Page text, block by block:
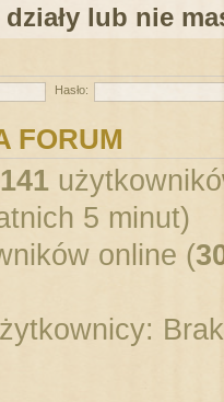
lub nie
Hasło:
FORUM
141
5 minut)
online (